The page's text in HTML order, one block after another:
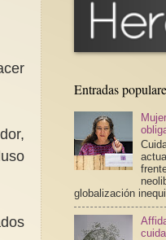
Entradas
globalización